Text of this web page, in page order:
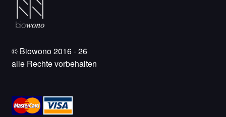
© Biowono 2016 - 26
alle Rechte vorbehalten